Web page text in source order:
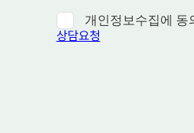
개인정보수집에 동
상담요청